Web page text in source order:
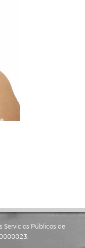
Públicos de